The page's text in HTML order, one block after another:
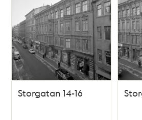
Storgatan 14-16